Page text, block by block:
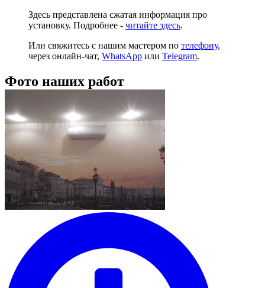
Здесь представлена сжатая информация про
установку. Подробнее - читайте здесь.
Или свяжитесь с нашим мастером по телефону,
через онлайн-чат, WhatsApp или Telegram.
Фото наших работ